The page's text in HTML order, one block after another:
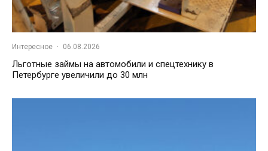
Интересное · 06.08.2026
Льготные займы на автомобили и спецтехнику в
Петербурге увеличили до 30 млн